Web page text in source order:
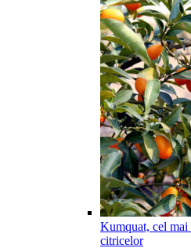
Kumquat, cel
citricelor